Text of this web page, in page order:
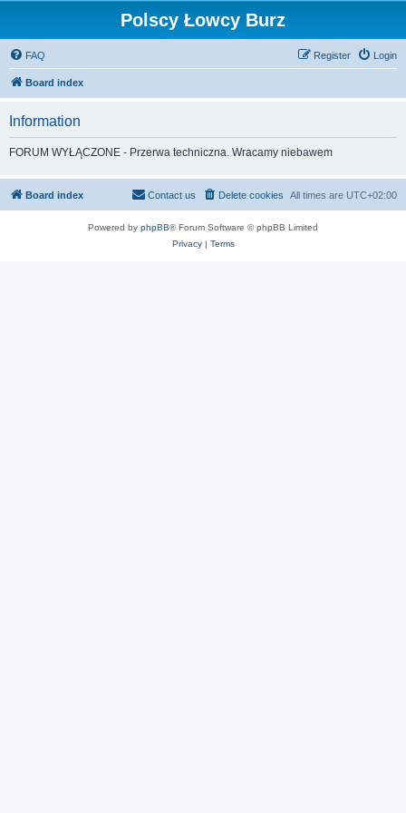
Polscy Łowcy Burz
FAQ Login
Register
Board index
Information
FORUM WYŁĄCZONE - Przerwa techniczna. Wracamy niebawem
Board index All times are UTC+02:00
Delete cookies
Contact us
Powered by phpBB® Forum Software © phpBB Limited
Privacy| Terms